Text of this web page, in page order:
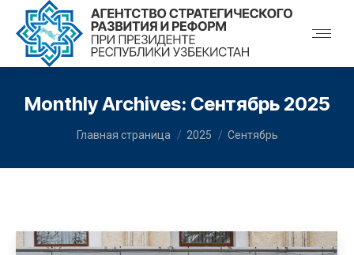
Monthly Archives: Сентябрь 2025
You are here:
Главная страница 2025 Сентябрь